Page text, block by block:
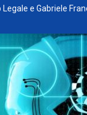
e Gabriele